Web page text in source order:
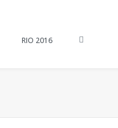
RIO 2016